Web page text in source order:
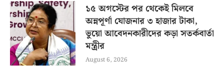
১৫ অগস্টের পর থেকেই মিলবে
অন্নপূর্ণা যোজনার ৩ হাজার টাকা,
ভুয়ো আবেদনকারীদের কড়া সতর্কবার্তা
মন্ত্রীর
August 6, 2026